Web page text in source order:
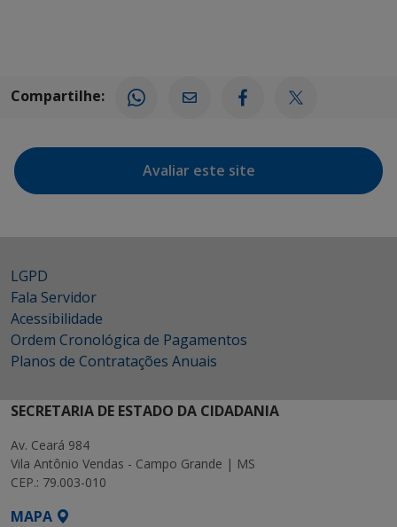
Compartilhe:
Avaliar este site
LGPD
Fala Servidor
Acessibilidade
Ordem Cronológica de Pagamentos
Planos de Contratações Anuais
SECRETARIA DE ESTADO DA CIDADANIA
Av. Ceará 984
Vila Antônio Vendas - Campo Grande | MS
CEP.: 79.003-010
MAPA